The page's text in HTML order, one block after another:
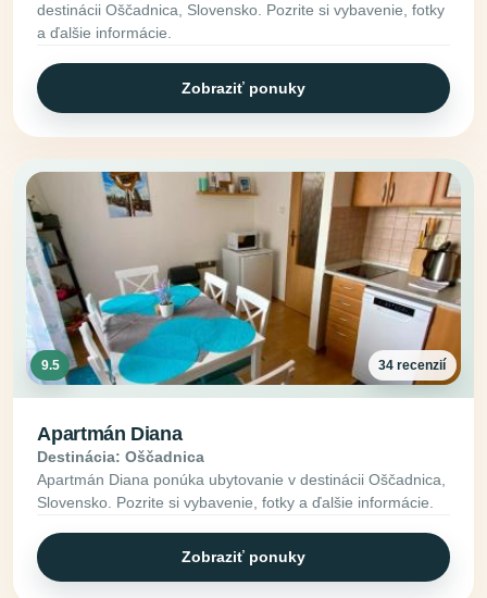
destinácii Oščadnica, Slovensko. Pozrite si vybavenie, fotky
a ďalšie informácie.
Zobraziť ponuky
9.5 34 recenzií
Apartmán Diana
Destinácia: Oščadnica
Apartmán Diana ponúka ubytovanie v destinácii Oščadnica,
Slovensko. Pozrite si vybavenie, fotky a ďalšie informácie.
Zobraziť ponuky